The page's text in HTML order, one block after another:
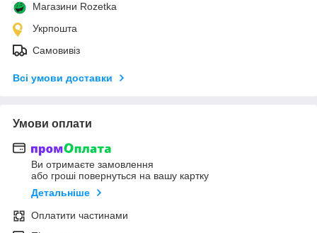
Магазини Rozetka
Укрпошта
Самовивіз
Всі умови доставки
Умови оплати
Ви отримаєте замовлення
або гроші повернуться на вашу картку
Детальніше
Оплатити частинами